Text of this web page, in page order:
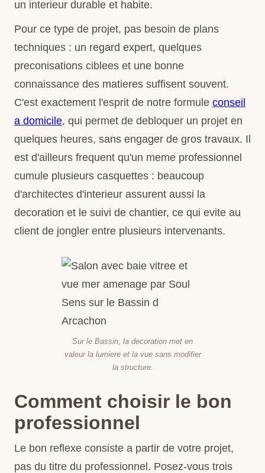
un interieur durable et habite.
Pour ce type de projet, pas besoin de plans
techniques : un regard expert, quelques
preconisations ciblees et une bonne
connaissance des matieres suffisent souvent.
C'est exactement l'esprit de notre formule conseil
a domicile, qui permet de debloquer un projet en
quelques heures, sans engager de gros travaux. Il
est d'ailleurs frequent qu'un meme professionnel
cumule plusieurs casquettes : beaucoup
d'architectes d'interieur assurent aussi la
decoration et le suivi de chantier, ce qui evite au
client de jongler entre plusieurs intervenants.
Sur le Bassin, la decoration met en
valeur la lumiere et la vue sans modifier
la structure.
Comment choisir le bon
professionnel
Le bon reflexe consiste a partir de votre projet,
pas du titre du professionnel. Posez-vous trois